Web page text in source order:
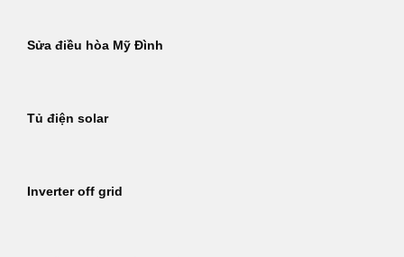
Sửa điều hòa Mỹ Đình
Tủ điện solar
Inverter off grid